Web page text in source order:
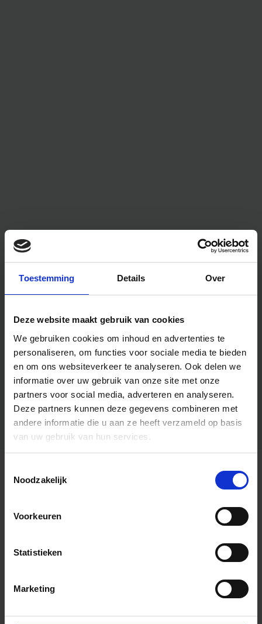
Toestemming Details Over
Deze website maakt gebruik van cookies
We gebruiken cookies om inhoud en advertenties te
personaliseren, om functies voor sociale media te bieden
en om ons websiteverkeer te analyseren. Ook delen we
informatie over uw gebruik van onze site met onze
partners voor social media, adverteren en analyseren.
Deze partners kunnen deze gegevens combineren met
andere informatie die u aan ze heeft verzameld op basis
van uw gebruik van hun services.
Noodzakelijk
Voorkeuren
Statistieken
Marketing
Algemene informatie
Foto’s ({{photos.length}})